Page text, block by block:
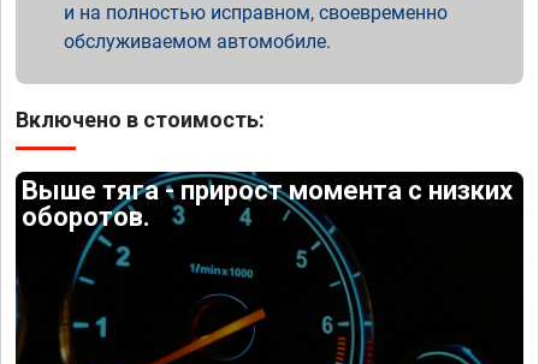
и на полностью исправном, своевременно
обслуживаемом автомобиле.
Включено в стоимость:
Выше тяга - прирост момента с низких
оборотов.